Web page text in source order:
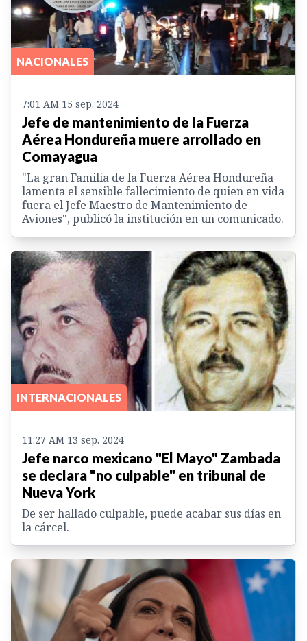
NACIONALES
7:01 AM 15 sep. 2024
Jefe de mantenimiento de la Fuerza
Aérea Hondureña muere arrollado en
Comayagua
"La gran Familia de la Fuerza Aérea Hondureña
lamenta el sensible fallecimiento de quien en vida
fuera el Jefe Maestro de Mantenimiento de
Aviones", publicó la institución en un comunicado.
INTERNACIONALES
11:27 AM 13 sep. 2024
Jefe narco mexicano "El Mayo" Zambada
se declara "no culpable" en tribunal de
Nueva York
De ser hallado culpable, puede acabar sus días en
la cárcel.